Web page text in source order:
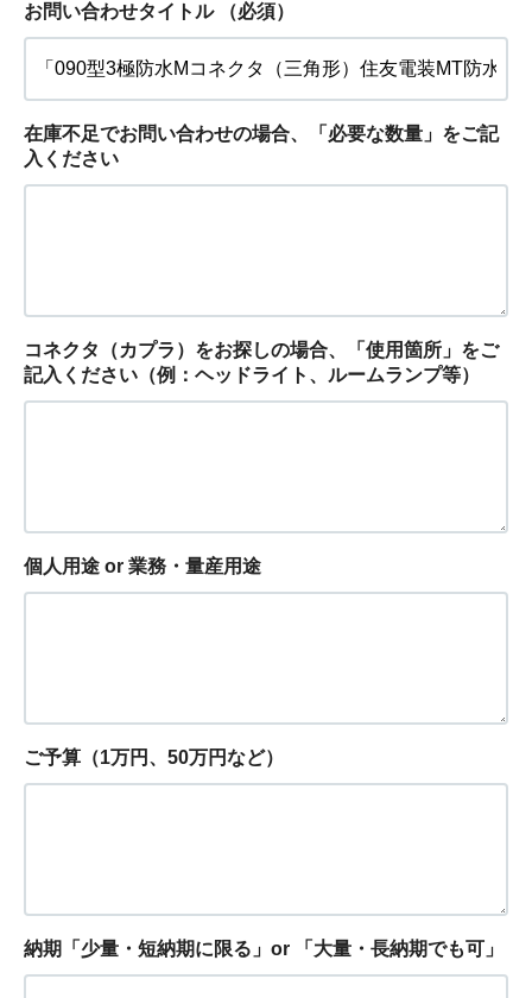
お問い合わせタイトル （必須）
在庫不足でお問い合わせの場合、「必要な数量」をご記
入ください
コネクタ（カプラ）をお探しの場合、「使用箇所」をご
記入ください（例：ヘッドライト、ルームランプ等）
個人用途 or 業務・量産用途
ご予算（1万円、50万円など）
納期「少量・短納期に限る」or 「大量・長納期でも可」